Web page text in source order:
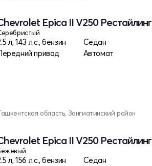
Epica II V250 Рестайлинг
л, 143 л.с., бензин
Седан
привод
Автомат
область, Зангиатинский район
Epica II V250 Рестайлинг
л, 156 л.с., бензин
Седан